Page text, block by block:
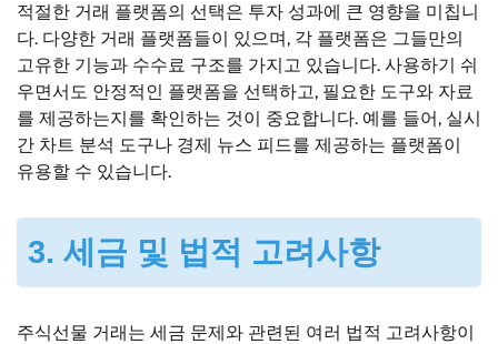
적절한 거래 플랫폼의 선택은 투자 성과에 큰 영향을 미칩니
다. 다양한 거래 플랫폼들이 있으며, 각 플랫폼은 그들만의
고유한 기능과 수수료 구조를 가지고 있습니다. 사용하기 쉬
우면서도 안정적인 플랫폼을 선택하고, 필요한 도구와 자료
를 제공하는지를 확인하는 것이 중요합니다. 예를 들어, 실시
간 차트 분석 도구나 경제 뉴스 피드를 제공하는 플랫폼이
유용할 수 있습니다.
3. 세금 및 법적 고려사항
주식선물 거래는 세금 문제와 관련된 여러 법적 고려사항이